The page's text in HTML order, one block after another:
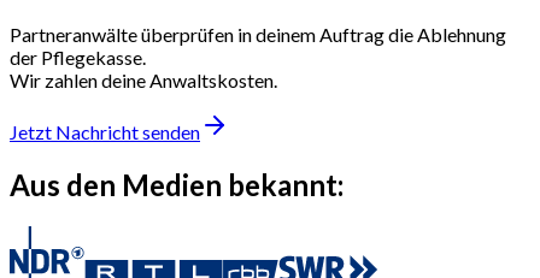
Partneranwälte überprüfen in deinem Auftrag die Ablehnung
der Pflegekasse.
Wir zahlen deine Anwaltskosten.
Jetzt Nachricht senden
Aus den Medien bekannt: